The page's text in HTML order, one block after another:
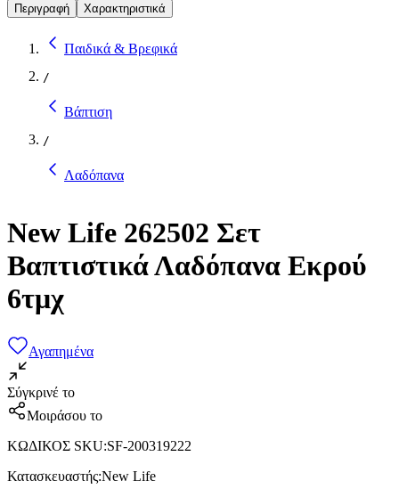
Περιγραφή Χαρακτηριστικά
Παιδικά & Βρεφικά
/
Βάπτιση
/
Λαδόπανα
New Life 262502 Σετ
Βαπτιστικά Λαδόπανα Εκρού
6τμχ
Αγαπημένα
Σύγκρινέ το
Μοιράσου το
ΚΩΔΙΚΟΣ SKU:SF-200319222
Κατασκευαστής:New Life